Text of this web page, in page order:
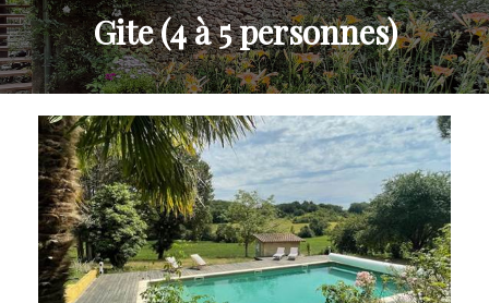
Gite (4 à 5 personnes)